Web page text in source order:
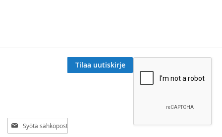
Tilaa
uutiskirjeemme:
Tilaa uutiskirje